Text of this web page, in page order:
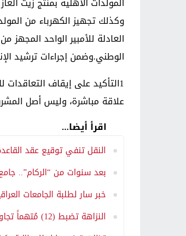
العادلة للأمبير الواحد المجهز
الوطني.وضمن إجراءات ترشيد
1التأكيد على إيقاف
علاقة مباشرة، وليس أصل المشروع
اقرأ أيضا...
النقل تنفي توقيع عقد
بعد سنوات من “الركام”..
خبر سار لطلبة الجامعات
النزاهة تضبط (12) مُتهماً تجاوزوا على عقارات عائدة للدولة في نينوى